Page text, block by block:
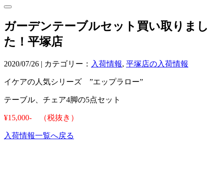
ガーデンテーブルセット買い取りまし
た！平塚店
2020/07/26 | カテゴリー： 入荷情報, 平塚店の入荷情報
イケアの人気シリーズ ”エップラロー”
テーブル、チェア4脚の5点セット
¥15,000- （税抜き）
入荷情報一覧へ戻る